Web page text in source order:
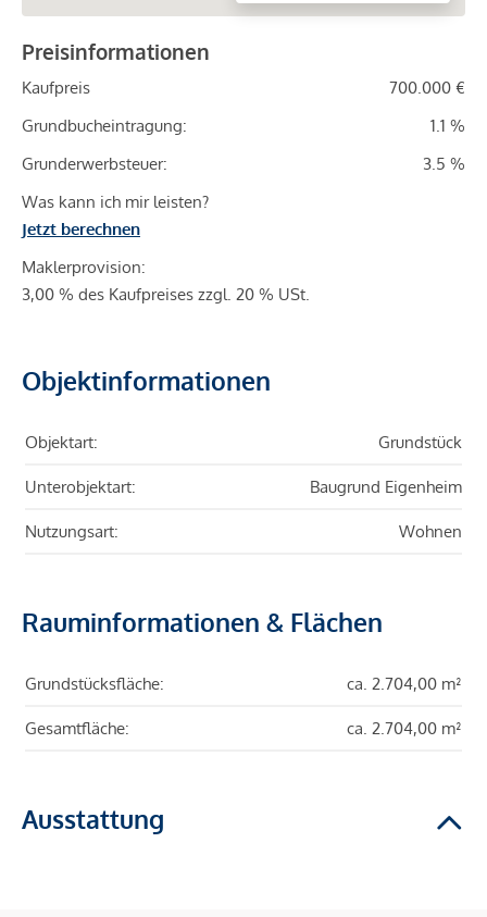
Preisinformationen
Kaufpreis
700.000 €
Grundbucheintragung:
1.1 %
Grunderwerbsteuer:
3.5 %
Was kann ich mir leisten?
Jetzt berechnen
Maklerprovision:
3,00 % des Kaufpreises zzgl. 20 % USt.
Objektinformationen
Objektart: Grundstück
Unterobjektart: Baugrund Eigenheim
Nutzungsart: Wohnen
Rauminformationen & Flächen
Grundstücksfläche: ca. 2.704,00 m²
Gesamtfläche: ca. 2.704,00 m²
Ausstattung